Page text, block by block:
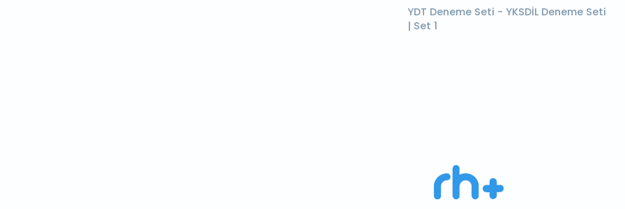
YDT Deneme Seti - YKSDİL Deneme Seti
| Set 1